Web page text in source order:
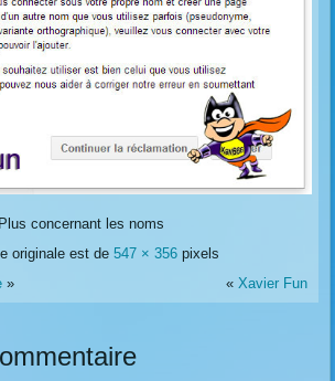
concernant les noms
originale est de 547 × 356pixels
» « Xavier Fun